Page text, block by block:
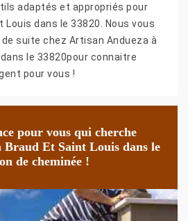
adaptés et appropriés pour
Louis dans le 33820. Nous vous
suite chez Artisan Andueza à
le 33820pour connaitre
pour vous !
pour vous qui cherche
Braud Et Saint Louis dans le
de cheminée !